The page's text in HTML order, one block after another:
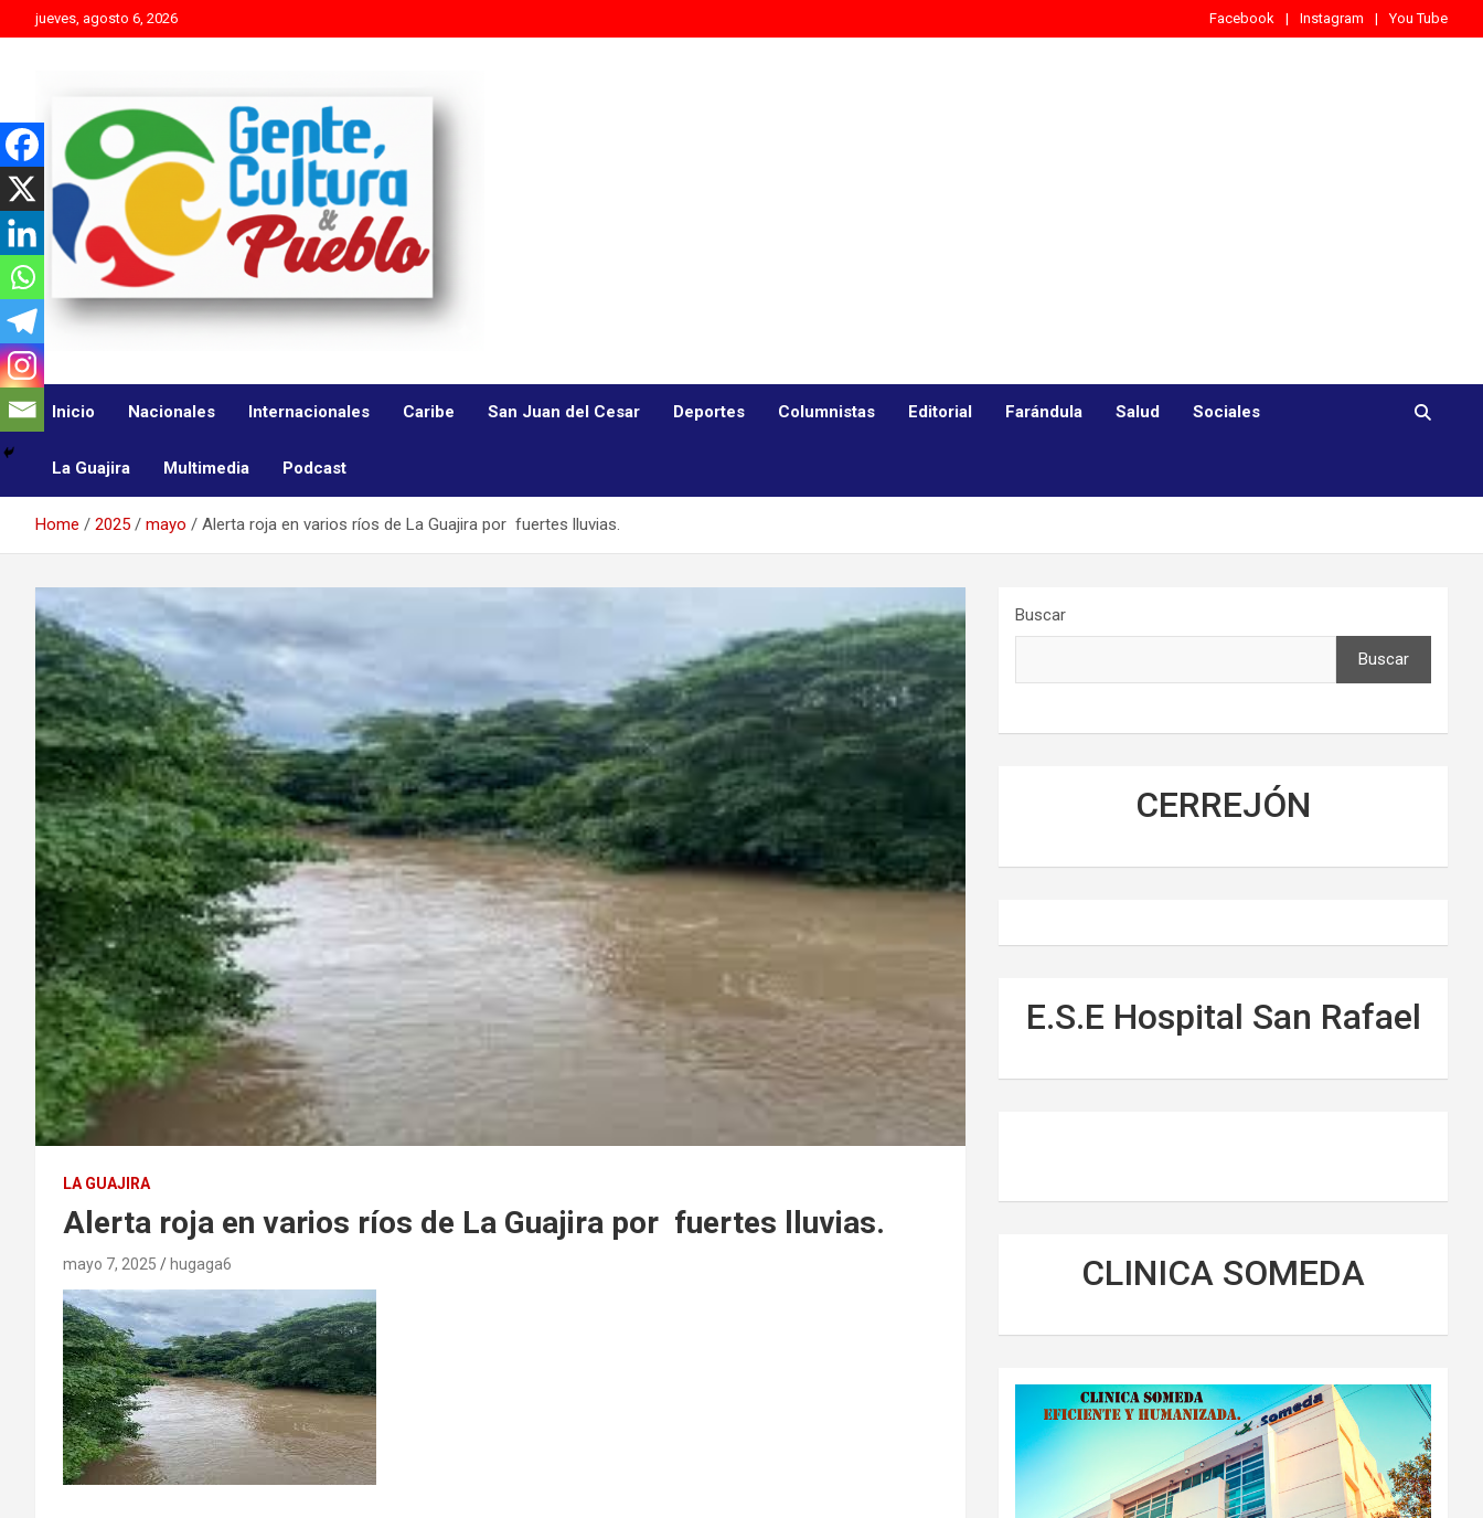
to
jueves, agosto 6, 2026 Facebook Instagram You Tube
Gente Cultura y Pueblo
Es mejor molestar con la verdad que agradar con adulaciones
Inicio Nacionales Internacionales Caribe San Juan del Cesar Deportes Columnistas Editorial Farándula Salud Sociales
La Guajira Multimedia Podcast
Home 2025 mayo Alerta roja en varios ríos de La Guajira por fuertes lluvias.
LA GUAJIRA
Alerta roja en varios ríos de La Guajira por fuertes lluvias.
mayo 7, 2025 hugaga6
Buscar
Buscar
CERREJÓN
E.S.E Hospital San Rafael
CLINICA SOMEDA